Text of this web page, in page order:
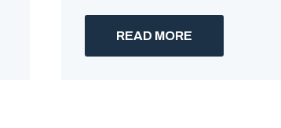
READ MORE